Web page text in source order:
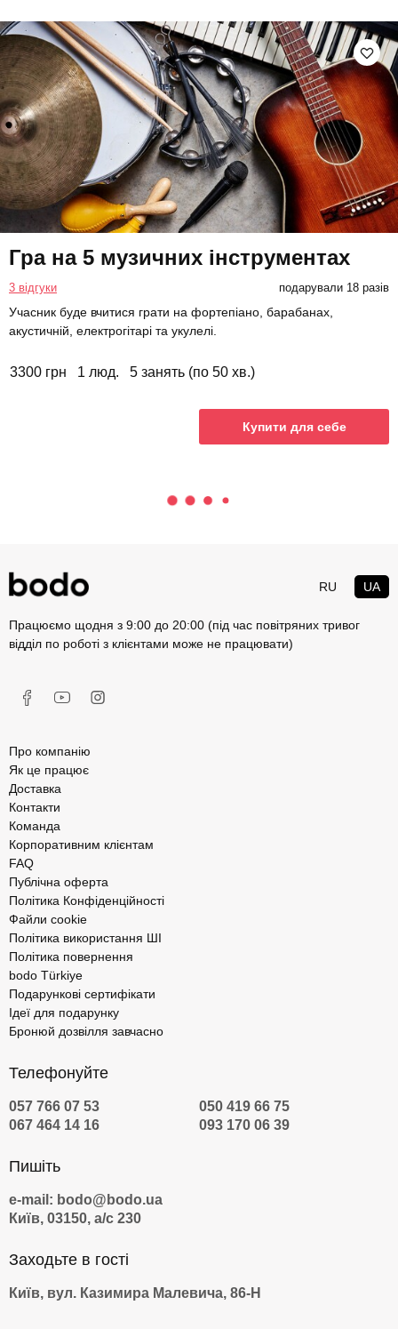
Гра на 5 музичних інструментах
3 відгуки подарували 18 разів
Учасник буде вчитися грати на фортепіано, барабанах,
акустичній, електрогітарі та укулелі.
3300 грн 1 люд. 5 занять (по 50 хв.)
Купити для себе
RU UA
Працюємо щодня з 9:00 до 20:00 (під час повітряних тривог
відділ по роботі з клієнтами може не працювати)
Про компанію
Як це працює
Доставка
Контакти
Команда
Корпоративним клієнтам
FAQ
Публічна оферта
Політика Конфіденційності
Файли cookie
Політика використання ШІ
Політика повернення
bodo Türkiye
Подарункові сертифікати
Ідеї для подарунку
Бронюй дозвілля завчасно
Телефонуйте
057 766 07 53
050 419 66 75
067 464 14 16
093 170 06 39
Пишіть
e-mail: bodo@bodo.ua
Київ, 03150, а/с 230
Заходьте в гості
Київ, вул. Казимира Малевича, 86-Н